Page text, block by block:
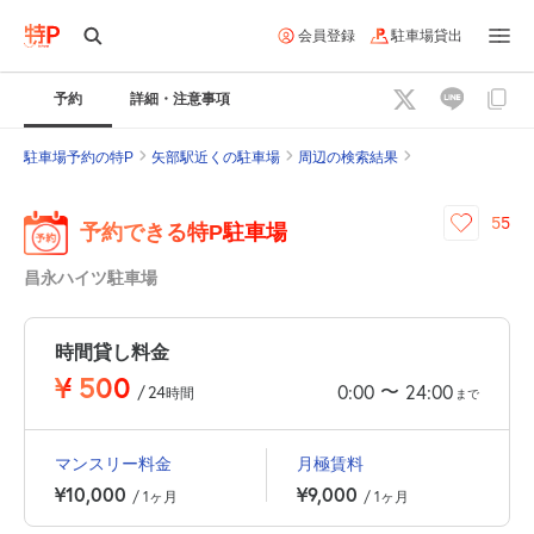
会員登録 駐車場貸出
予約 詳細・注意事項
駐車場予約の特P 矢部駅近くの駐車場 周辺の検索結果
予約できる特P駐車場
昌永ハイツ駐車場
55
時間貸し料金
¥ 500 /24時間 0:00 〜 24:00 まで
マンスリー料金
¥10,000 / 1ヶ月
月極賃料
¥9,000 / 1ヶ月